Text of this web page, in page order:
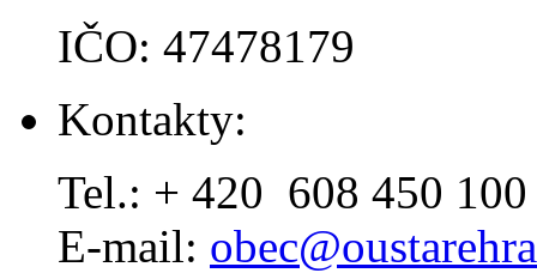
IČO: 47478179
Kontakty:
Tel.: + 420 608 450 100
E-mail: